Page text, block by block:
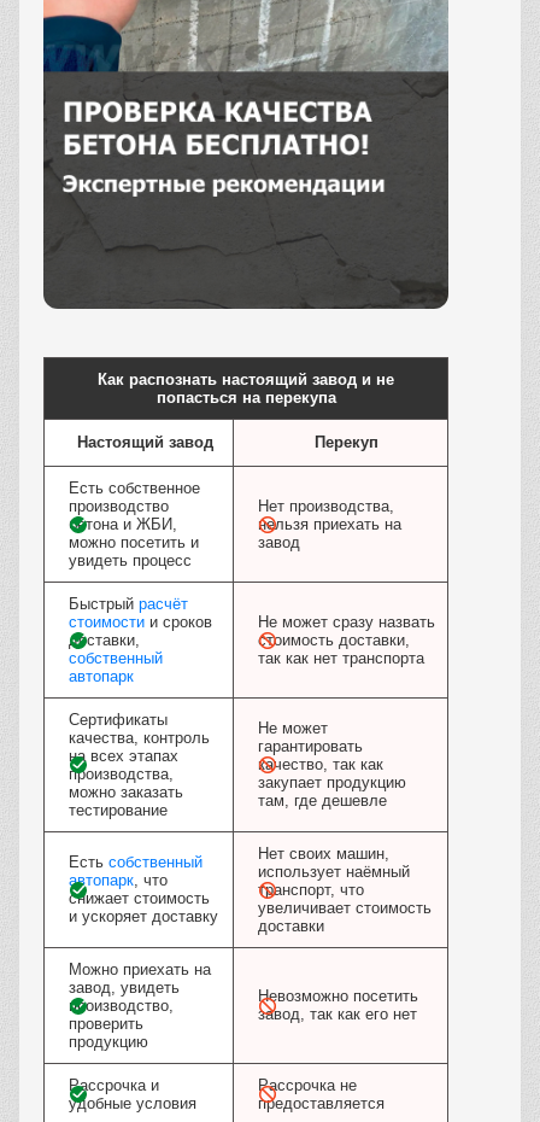
Как распознать настоящий завод и не
попасться на перекупа
Настоящий завод Перекуп
Есть собственное
производство
бетона и ЖБИ,
можно посетить и
увидеть процесс
Нет производства,
нельзя приехать на
завод
Быстрый расчёт
стоимости и сроков
доставки,
собственный
автопарк
Не может сразу назвать
стоимость доставки,
так как нет транспорта
Сертификаты
качества, контроль
на всех этапах
производства,
можно заказать
тестирование
Не может
гарантировать
качество, так как
закупает продукцию
там, где дешевле
Есть собственный
автопарк, что
снижает стоимость
и ускоряет доставку
Нет своих машин,
использует наёмный
транспорт, что
увеличивает стоимость
доставки
Можно приехать на
завод, увидеть
производство,
проверить
продукцию
Невозможно посетить
завод, так как его нет
Рассрочка и
удобные условия
Рассрочка не
предоставляется